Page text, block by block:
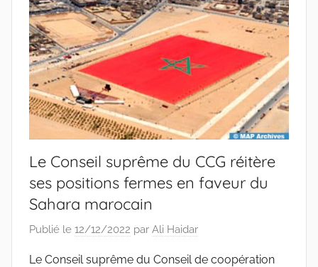
Le Conseil suprême du CCG réitère
ses positions fermes en faveur du
Sahara marocain
Publié le 12/12/2022 par Ali Haidar
Le Conseil suprême du Conseil de coopération